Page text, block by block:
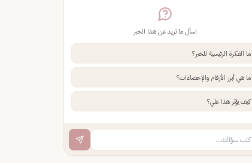
اسأل ما تريد عن هذا الخبر
ما الفكرة الرئيسية للخبر؟
ما هي أبرز الأرقام والإحصاءات؟
كيف يؤثر هذا علي؟